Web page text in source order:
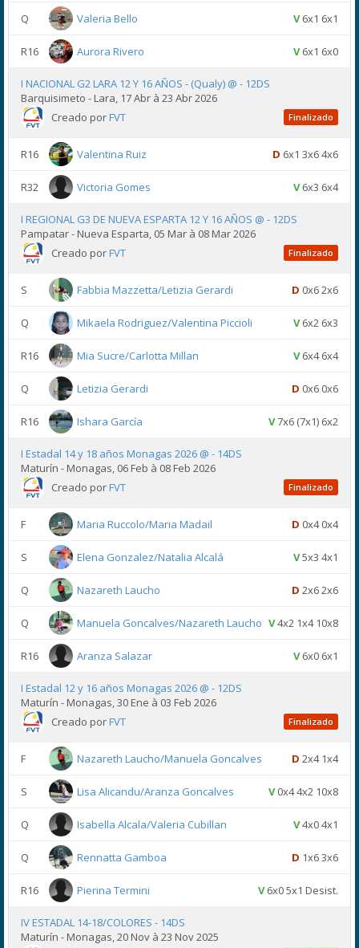
Q Valeria Bello V6x1 6x1
R16 Aurora Rivero V6x1 6x0
I NACIONAL G2 LARA 12 Y 16 AÑOS - (Qualy) @ - 12DS
Barquisimeto - Lara, 17 Abr à 23 Abr 2026
Creado porFVT Finalizado
R16 Valentina Ruiz D 6x1 3x6 4x6
R32 Victoria Gomes V6x3 6x4
I REGIONAL G3 DE NUEVA ESPARTA 12 Y 16 AÑOS @ - 12DS
Pampatar - Nueva Esparta, 05 Mar à 08 Mar 2026
Creado porFVT Finalizado
S Fabbia Mazzetta/Letizia Gerardi D 0x6 2x6
Q Mikaela Rodriguez/Valentina Piccioli V6x2 6x3
R16 Mia Sucre/Carlotta Millan V6x4 6x4
Q Letizia Gerardi D 0x6 0x6
R16 Ishara García V7x6 (7x1) 6x2
I Estadal 14 y 18 años Monagas 2026 @ - 14DS
Maturín - Monagas, 06 Feb à 08 Feb 2026
Creado porFVT Finalizado
F Maria Ruccolo/Maria Madail D 0x4 0x4
S Elena Gonzalez/Natalia Alcalá V5x3 4x1
Q Nazareth Laucho D 2x6 2x6
Q Manuela Goncalves/Nazareth Laucho V4x2 1x4 10x8
R16 Aranza Salazar V6x0 6x1
I Estadal 12 y 16 años Monagas 2026 @ - 12DS
Maturín - Monagas, 30 Ene à 03 Feb 2026
Creado porFVT Finalizado
F Nazareth Laucho/Manuela Goncalves D 2x4 1x4
S Lisa Alicandu/Aranza Goncalves V0x4 4x2 10x8
Q Isabella Alcala/Valeria Cubillan V4x0 4x1
Q Rennatta Gamboa D 1x6 3x6
R16 Pierina Termini V6x0 5x1 Desist.
IV ESTADAL 14-18/COLORES - 14DS
Maturín - Monagas, 20 Nov à 23 Nov 2025